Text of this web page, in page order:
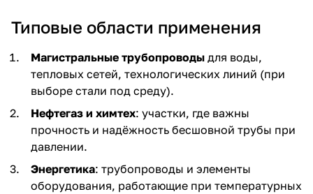
Типовые области применения
Магистральные трубопроводы для воды,
тепловых сетей, технологических линий (при
выборе стали под среду).
Нефтегаз и химтех: участки, где важны
прочность и надёжность бесшовной трубы при
давлении.
Энергетика: трубопроводы и элементы
оборудования, работающие при температурных